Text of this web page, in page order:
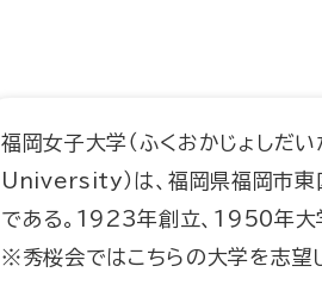
福岡女子大学（ふくおかじょし
University）は、福岡県福岡市
である。1923年創立、1950年大
※秀桜会ではこちらの大学を志望